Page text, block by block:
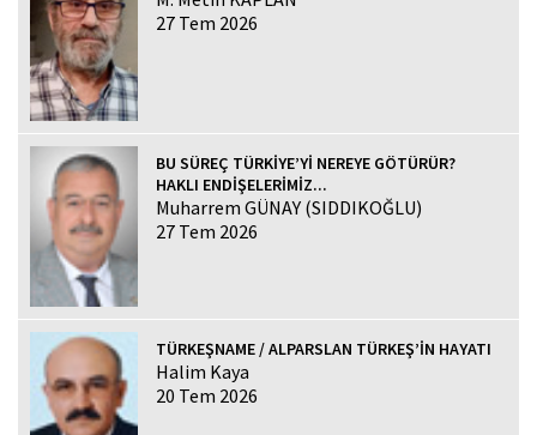
27 Tem 2026
BU SÜREÇ TÜRKİYE’Yİ NEREYE GÖTÜRÜR?
HAKLI ENDİŞELERİMİZ...
Muharrem GÜNAY (SIDDIKOĞLU)
27 Tem 2026
TÜRKEŞNAME / ALPARSLAN TÜRKEŞ’İN HAYATI
Halim Kaya
20 Tem 2026